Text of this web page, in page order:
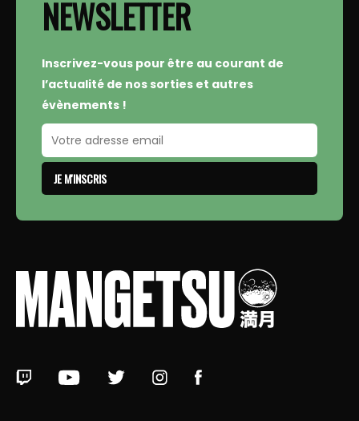
NEWSLETTER
Inscrivez-vous pour être au courant de
l’actualité de nos sorties et autres
évènements !
JE M'INSCRIS